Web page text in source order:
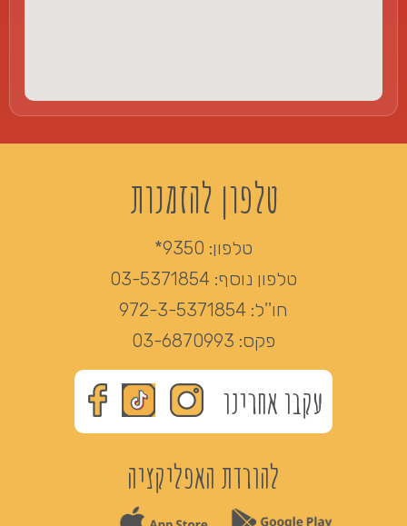
טלפון להזמנות
טלפון: 9350*
טלפון נוסף: 03-5371854
חו''ל: 972-3-5371854
פקס: 03-6870993
עקבו אחרינו
להורדת האפליקציה